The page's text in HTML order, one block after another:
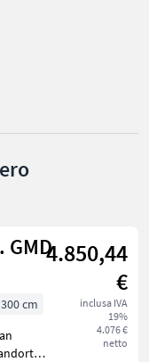
GMD4.850,44
€
inclusa IVA
19%
4.076 €
netto
300 cm